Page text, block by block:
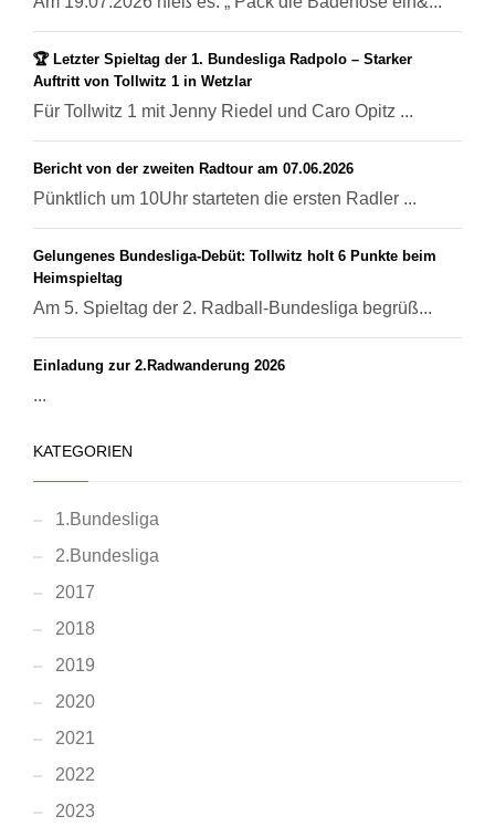
🏆 Letzter Spieltag der 1. Bundesliga Radpolo – Starker
Auftritt von Tollwitz 1 in Wetzlar
Für Tollwitz 1 mit Jenny Riedel und Caro Opitz ...
Bericht von der zweiten Radtour am 07.06.2026
Pünktlich um 10Uhr starteten die ersten Radler ...
Gelungenes Bundesliga-Debüt: Tollwitz holt 6 Punkte beim
Heimspieltag
Am 5. Spieltag der 2. Radball-Bundesliga begrüß...
Einladung zur 2.Radwanderung 2026
...
KATEGORIEN
1.Bundesliga
2.Bundesliga
2017
2018
2019
2020
2021
2022
2023